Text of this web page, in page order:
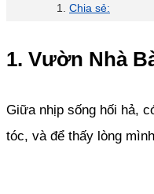
Chia sẻ:
1. Vườn Nhà
Giữa nhịp sống hối hả,
tóc, và để thấy lòng